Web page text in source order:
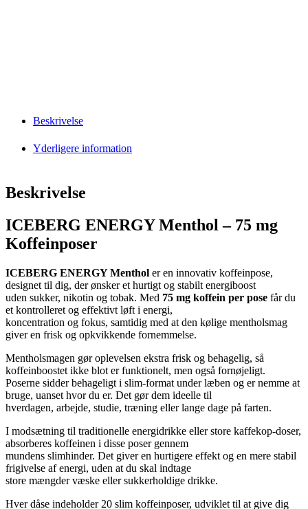
Beskrivelse
Yderligere information
Beskrivelse
ICEBERG ENERGY Menthol – 75 mg
Koffeinposer
ICEBERG ENERGY Menthol er en innovativ koffeinpose,
designet til dig, der ønsker et hurtigt og stabilt energiboost
uden sukker, nikotin og tobak. Med 75 mg koffein per pose får du
et kontrolleret og effektivt løft i energi,
koncentration og fokus, samtidig med at den kølige mentholsmag
giver en frisk og opkvikkende fornemmelse.
Mentholsmagen gør oplevelsen ekstra frisk og behagelig, så
koffeinboostet ikke blot er funktionelt, men også fornøjeligt.
Poserne sidder behageligt i slim-format under læben og er nemme at
bruge, uanset hvor du er. Det gør dem ideelle til
hverdagen, arbejde, studie, træning eller lange dage på farten.
I modsætning til traditionelle energidrikke eller store kaffekop-doser,
absorberes koffeinen i disse poser gennem
mundens slimhinder. Det giver en hurtigere effekt og en mere stabil
frigivelse af energi, uden at du skal indtage
store mængder væske eller sukkerholdige drikke.
Hver dåse indeholder 20 slim koffeinposer, udviklet til at give dig